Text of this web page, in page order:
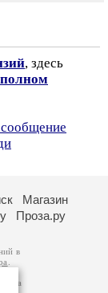
, здесь
Магазин
Проза.ру
в